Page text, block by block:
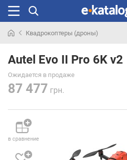
раньше
Квадрокоптеры (дроны)
Autel Evo II Pro 6K v2
Ожидается в продаже
87 477 грн.
в сравнение